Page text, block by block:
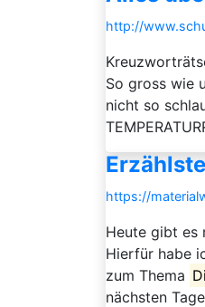
http://
So gross wie
nicht so
https://
Heute gibt es
Hierfür habe
zum Thema
nächsten